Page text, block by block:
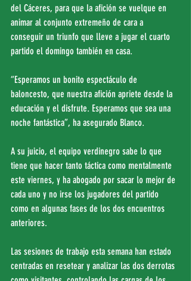
del Cáceres, para que la afición se vuelque en
animar al conjunto extremeño de cara a
conseguir un triunfo que lleve a jugar el cuarto
partido el domingo también en casa.
“Esperamos un bonito espectáculo de
baloncesto, que nuestra afición apriete desde la
educación y el disfrute. Esperamos que sea una
noche fantástica”, ha asegurado Blanco.
A su juicio, el equipo verdinegro sabe lo que
tiene que hacer tanto táctica como mentalmente
este viernes, y ha abogado por sacar lo mejor de
cada uno y no irse los jugadores del partido
como en algunas fases de los dos encuentros
anteriores.
Las sesiones de trabajo esta semana han estado
centradas en resetear y analizar las dos derrotas